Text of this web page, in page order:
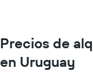
Precios de
en Uruguay